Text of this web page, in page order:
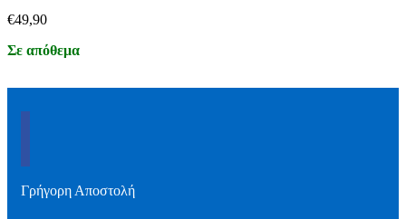
€49,90
Σε απόθεμα
Γρήγορη Αποστολή